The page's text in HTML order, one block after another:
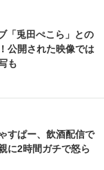
「兎田ぺこら」との
公開された映像では
も
すぱー、飲酒配信で
に2時間ガチで怒ら